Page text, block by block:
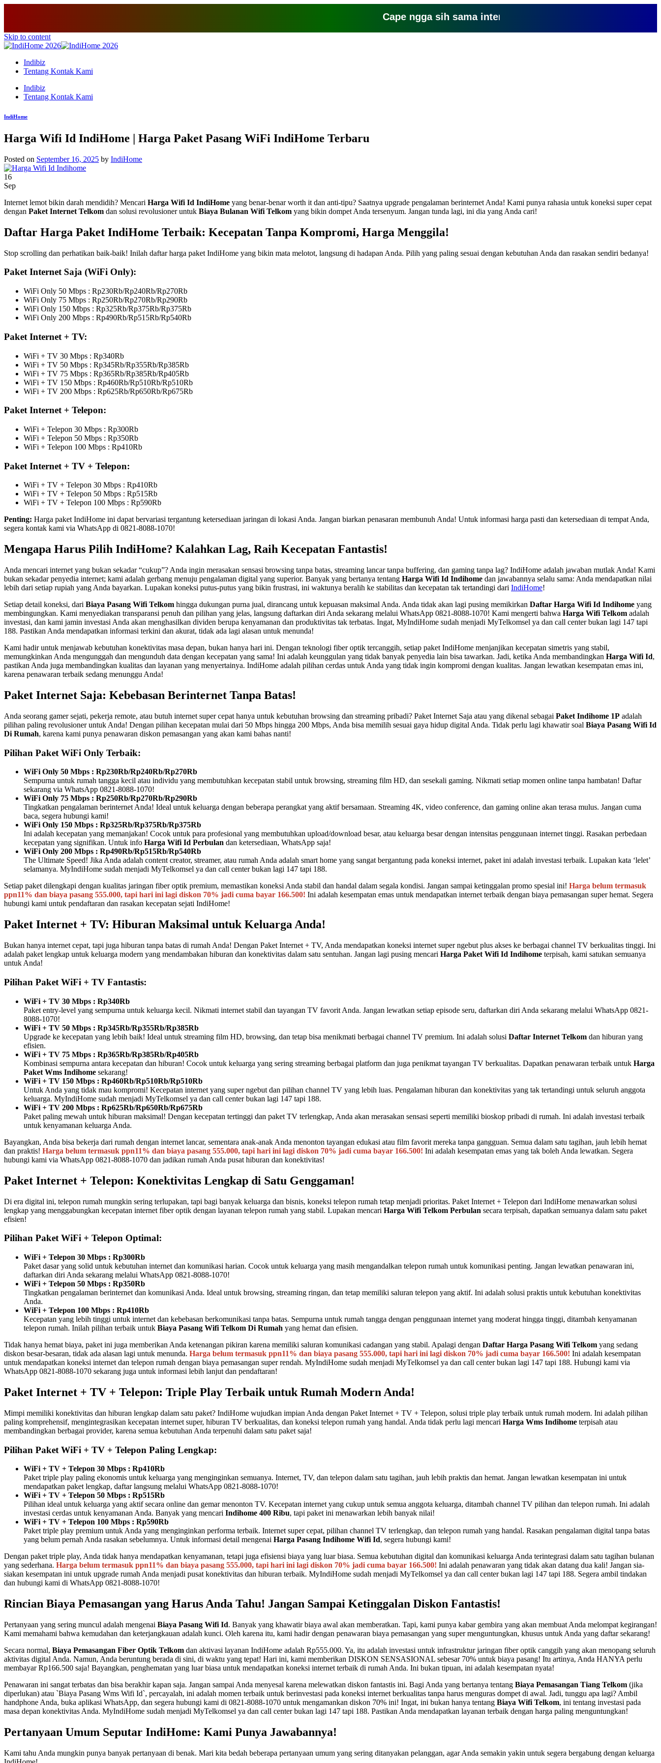
Cape ngga sih sama internet yang lemot? coba pake yang ini,
Skip to content
Indibiz
Tentang Kontak Kami
Indibiz
Tentang Kontak Kami
IndiHome
Harga Wifi Id IndiHome | Harga Paket Pasang WiFi IndiHome Terbaru
Posted on September 16, 2025 by IndiHome
16
Sep
Internet lemot bikin darah mendidih? Mencari Harga Wifi Id IndiHome yang benar-benar worth it dan anti-tipu? Saatnya upgrade pengalaman berinternet Anda! Kami punya rahasia untuk koneksi super cepat
dengan Paket Internet Telkom dan solusi revolusioner untuk Biaya Bulanan Wifi Telkom yang bikin dompet Anda tersenyum. Jangan tunda lagi, ini dia yang Anda cari!
Daftar Harga Paket IndiHome Terbaik: Kecepatan Tanpa Kompromi, Harga Menggila!
Stop scrolling dan perhatikan baik-baik! Inilah daftar harga paket IndiHome yang bikin mata melotot, langsung di hadapan Anda. Pilih yang paling sesuai dengan kebutuhan Anda dan rasakan sendiri bedanya!
Paket Internet Saja (WiFi Only):
WiFi Only 50 Mbps : Rp230Rb/Rp240Rb/Rp270Rb
WiFi Only 75 Mbps : Rp250Rb/Rp270Rb/Rp290Rb
WiFi Only 150 Mbps : Rp325Rb/Rp375Rb/Rp375Rb
WiFi Only 200 Mbps : Rp490Rb/Rp515Rb/Rp540Rb
Paket Internet + TV:
WiFi + TV 30 Mbps : Rp340Rb
WiFi + TV 50 Mbps : Rp345Rb/Rp355Rb/Rp385Rb
WiFi + TV 75 Mbps : Rp365Rb/Rp385Rb/Rp405Rb
WiFi + TV 150 Mbps : Rp460Rb/Rp510Rb/Rp510Rb
WiFi + TV 200 Mbps : Rp625Rb/Rp650Rb/Rp675Rb
Paket Internet + Telepon:
WiFi + Telepon 30 Mbps : Rp300Rb
WiFi + Telepon 50 Mbps : Rp350Rb
WiFi + Telepon 100 Mbps : Rp410Rb
Paket Internet + TV + Telepon:
WiFi + TV + Telepon 30 Mbps : Rp410Rb
WiFi + TV + Telepon 50 Mbps : Rp515Rb
WiFi + TV + Telepon 100 Mbps : Rp590Rb
Penting: Harga paket IndiHome ini dapat bervariasi tergantung ketersediaan jaringan di lokasi Anda. Jangan biarkan penasaran membunuh Anda! Untuk informasi harga pasti dan ketersediaan di tempat Anda,
segera kontak kami via WhatsApp di 0821-8088-1070!
Mengapa Harus Pilih IndiHome? Kalahkan Lag, Raih Kecepatan Fantastis!
Anda mencari internet yang bukan sekadar “cukup”? Anda ingin merasakan sensasi browsing tanpa batas, streaming lancar tanpa buffering, dan gaming tanpa lag? IndiHome adalah jawaban mutlak Anda! Kami
bukan sekadar penyedia internet; kami adalah gerbang menuju pengalaman digital yang superior. Banyak yang bertanya tentang Harga Wifi Id Indihome dan jawabannya selalu sama: Anda mendapatkan nilai
lebih dari setiap rupiah yang Anda bayarkan. Lupakan koneksi putus-putus yang bikin frustrasi, ini waktunya beralih ke stabilitas dan kecepatan tak tertandingi dari IndiHome!
Setiap detail koneksi, dari Biaya Pasang Wifi Telkom hingga dukungan purna jual, dirancang untuk kepuasan maksimal Anda. Anda tidak akan lagi pusing memikirkan Daftar Harga Wifi Id Indihome yang
membingungkan. Kami menyediakan transparansi penuh dan pilihan yang jelas, langsung daftarkan diri Anda sekarang melalui WhatsApp 0821-8088-1070! Kami mengerti bahwa Harga Wifi Telkom adalah
investasi, dan kami jamin investasi Anda akan menghasilkan dividen berupa kenyamanan dan produktivitas tak terbatas. Ingat, MyIndiHome sudah menjadi MyTelkomsel ya dan call center bukan lagi 147 tapi
188. Pastikan Anda mendapatkan informasi terkini dan akurat, tidak ada lagi alasan untuk menunda!
Kami hadir untuk menjawab kebutuhan konektivitas masa depan, bukan hanya hari ini. Dengan teknologi fiber optik tercanggih, setiap paket IndiHome menjanjikan kecepatan simetris yang stabil,
memungkinkan Anda mengunggah dan mengunduh data dengan kecepatan yang sama! Ini adalah keunggulan yang tidak banyak penyedia lain bisa tawarkan. Jadi, ketika Anda membandingkan Harga Wifi Id,
pastikan Anda juga membandingkan kualitas dan layanan yang menyertainya. IndiHome adalah pilihan cerdas untuk Anda yang tidak ingin kompromi dengan kualitas. Jangan lewatkan kesempatan emas ini,
karena penawaran terbaik sedang menunggu Anda!
Paket Internet Saja: Kebebasan Berinternet Tanpa Batas!
Anda seorang gamer sejati, pekerja remote, atau butuh internet super cepat hanya untuk kebutuhan browsing dan streaming pribadi? Paket Internet Saja atau yang dikenal sebagai Paket Indihome 1P adalah
pilihan paling revolusioner untuk Anda! Dengan pilihan kecepatan mulai dari 50 Mbps hingga 200 Mbps, Anda bisa memilih sesuai gaya hidup digital Anda. Tidak perlu lagi khawatir soal Biaya Pasang Wifi Id
Di Rumah, karena kami punya penawaran diskon pemasangan yang akan kami bahas nanti!
Pilihan Paket WiFi Only Terbaik:
WiFi Only 50 Mbps : Rp230Rb/Rp240Rb/Rp270Rb
Sempurna untuk rumah tangga kecil atau individu yang membutuhkan kecepatan stabil untuk browsing, streaming film HD, dan sesekali gaming. Nikmati setiap momen online tanpa hambatan! Daftar
sekarang via WhatsApp 0821-8088-1070!
WiFi Only 75 Mbps : Rp250Rb/Rp270Rb/Rp290Rb
Tingkatkan pengalaman berinternet Anda! Ideal untuk keluarga dengan beberapa perangkat yang aktif bersamaan. Streaming 4K, video conference, dan gaming online akan terasa mulus. Jangan cuma
baca, segera hubungi kami!
WiFi Only 150 Mbps : Rp325Rb/Rp375Rb/Rp375Rb
Ini adalah kecepatan yang memanjakan! Cocok untuk para profesional yang membutuhkan upload/download besar, atau keluarga besar dengan intensitas penggunaan internet tinggi. Rasakan perbedaan
kecepatan yang signifikan. Untuk info Harga Wifi Id Perbulan dan ketersediaan, WhatsApp saja!
WiFi Only 200 Mbps : Rp490Rb/Rp515Rb/Rp540Rb
The Ultimate Speed! Jika Anda adalah content creator, streamer, atau rumah Anda adalah smart home yang sangat bergantung pada koneksi internet, paket ini adalah investasi terbaik. Lupakan kata ‘lelet’
selamanya. MyIndiHome sudah menjadi MyTelkomsel ya dan call center bukan lagi 147 tapi 188.
Setiap paket dilengkapi dengan kualitas jaringan fiber optik premium, memastikan koneksi Anda stabil dan handal dalam segala kondisi. Jangan sampai ketinggalan promo spesial ini! Harga belum termasuk
ppn11% dan biaya pasang 555.000, tapi hari ini lagi diskon 70% jadi cuma bayar 166.500! Ini adalah kesempatan emas untuk mendapatkan internet terbaik dengan biaya pemasangan super hemat. Segera
hubungi kami untuk pendaftaran dan rasakan kecepatan sejati IndiHome!
Paket Internet + TV: Hiburan Maksimal untuk Keluarga Anda!
Bukan hanya internet cepat, tapi juga hiburan tanpa batas di rumah Anda! Dengan Paket Internet + TV, Anda mendapatkan koneksi internet super ngebut plus akses ke berbagai channel TV berkualitas tinggi. Ini
adalah paket lengkap untuk keluarga modern yang mendambakan hiburan dan konektivitas dalam satu sentuhan. Jangan lagi pusing mencari Harga Paket Wifi Id Indihome terpisah, kami satukan semuanya
untuk Anda!
Pilihan Paket WiFi + TV Fantastis:
WiFi + TV 30 Mbps : Rp340Rb
Paket entry-level yang sempurna untuk keluarga kecil. Nikmati internet stabil dan tayangan TV favorit Anda. Jangan lewatkan setiap episode seru, daftarkan diri Anda sekarang melalui WhatsApp 0821-
8088-1070!
WiFi + TV 50 Mbps : Rp345Rb/Rp355Rb/Rp385Rb
Upgrade ke kecepatan yang lebih baik! Ideal untuk streaming film HD, browsing, dan tetap bisa menikmati berbagai channel TV premium. Ini adalah solusi Daftar Internet Telkom dan hiburan yang
efisien.
WiFi + TV 75 Mbps : Rp365Rb/Rp385Rb/Rp405Rb
Kombinasi sempurna antara kecepatan dan hiburan! Cocok untuk keluarga yang sering streaming berbagai platform dan juga penikmat tayangan TV berkualitas. Dapatkan penawaran terbaik untuk Harga
Paket Wms Indihome sekarang!
WiFi + TV 150 Mbps : Rp460Rb/Rp510Rb/Rp510Rb
Untuk Anda yang tidak mau kompromi! Kecepatan internet yang super ngebut dan pilihan channel TV yang lebih luas. Pengalaman hiburan dan konektivitas yang tak tertandingi untuk seluruh anggota
keluarga. MyIndiHome sudah menjadi MyTelkomsel ya dan call center bukan lagi 147 tapi 188.
WiFi + TV 200 Mbps : Rp625Rb/Rp650Rb/Rp675Rb
Paket paling mewah untuk hiburan maksimal! Dengan kecepatan tertinggi dan paket TV terlengkap, Anda akan merasakan sensasi seperti memiliki bioskop pribadi di rumah. Ini adalah investasi terbaik
untuk kenyamanan keluarga Anda.
Bayangkan, Anda bisa bekerja dari rumah dengan internet lancar, sementara anak-anak Anda menonton tayangan edukasi atau film favorit mereka tanpa gangguan. Semua dalam satu tagihan, jauh lebih hemat
dan praktis! Harga belum termasuk ppn11% dan biaya pasang 555.000, tapi hari ini lagi diskon 70% jadi cuma bayar 166.500! Ini adalah kesempatan emas yang tak boleh Anda lewatkan. Segera
hubungi kami via WhatsApp 0821-8088-1070 dan jadikan rumah Anda pusat hiburan dan konektivitas!
Paket Internet + Telepon: Konektivitas Lengkap di Satu Genggaman!
Di era digital ini, telepon rumah mungkin sering terlupakan, tapi bagi banyak keluarga dan bisnis, koneksi telepon rumah tetap menjadi prioritas. Paket Internet + Telepon dari IndiHome menawarkan solusi
lengkap yang menggabungkan kecepatan internet fiber optik dengan layanan telepon rumah yang stabil. Lupakan mencari Harga Wifi Telkom Perbulan secara terpisah, dapatkan semuanya dalam satu paket
efisien!
Pilihan Paket WiFi + Telepon Optimal:
WiFi + Telepon 30 Mbps : Rp300Rb
Paket dasar yang solid untuk kebutuhan internet dan komunikasi harian. Cocok untuk keluarga yang masih mengandalkan telepon rumah untuk komunikasi penting. Jangan lewatkan penawaran ini,
daftarkan diri Anda sekarang melalui WhatsApp 0821-8088-1070!
WiFi + Telepon 50 Mbps : Rp350Rb
Tingkatkan pengalaman berinternet dan komunikasi Anda. Ideal untuk browsing, streaming ringan, dan tetap memiliki saluran telepon yang aktif. Ini adalah solusi praktis untuk kebutuhan konektivitas
Anda.
WiFi + Telepon 100 Mbps : Rp410Rb
Kecepatan yang lebih tinggi untuk internet dan kebebasan berkomunikasi tanpa batas. Sempurna untuk rumah tangga dengan penggunaan internet yang moderat hingga tinggi, ditambah kenyamanan
telepon rumah. Inilah pilihan terbaik untuk Biaya Pasang Wifi Telkom Di Rumah yang hemat dan efisien.
Tidak hanya hemat biaya, paket ini juga memberikan Anda ketenangan pikiran karena memiliki saluran komunikasi cadangan yang stabil. Apalagi dengan Daftar Harga Pasang Wifi Telkom yang sedang
diskon besar-besaran, tidak ada alasan lagi untuk menunda. Harga belum termasuk ppn11% dan biaya pasang 555.000, tapi hari ini lagi diskon 70% jadi cuma bayar 166.500! Ini adalah kesempatan
untuk mendapatkan koneksi internet dan telepon rumah dengan biaya pemasangan super rendah. MyIndiHome sudah menjadi MyTelkomsel ya dan call center bukan lagi 147 tapi 188. Hubungi kami via
WhatsApp 0821-8088-1070 sekarang juga untuk informasi lebih lanjut dan pendaftaran!
Paket Internet + TV + Telepon: Triple Play Terbaik untuk Rumah Modern Anda!
Mimpi memiliki konektivitas dan hiburan lengkap dalam satu paket? IndiHome wujudkan impian Anda dengan Paket Internet + TV + Telepon, solusi triple play terbaik untuk rumah modern. Ini adalah pilihan
paling komprehensif, mengintegrasikan kecepatan internet super, hiburan TV berkualitas, dan koneksi telepon rumah yang handal. Anda tidak perlu lagi mencari Harga Wms Indihome terpisah atau
membandingkan berbagai provider, karena semua kebutuhan Anda terpenuhi dalam satu paket saja!
Pilihan Paket WiFi + TV + Telepon Paling Lengkap:
WiFi + TV + Telepon 30 Mbps : Rp410Rb
Paket triple play paling ekonomis untuk keluarga yang menginginkan semuanya. Internet, TV, dan telepon dalam satu tagihan, jauh lebih praktis dan hemat. Jangan lewatkan kesempatan ini untuk
mendapatkan paket lengkap, daftar langsung melalui WhatsApp 0821-8088-1070!
WiFi + TV + Telepon 50 Mbps : Rp515Rb
Pilihan ideal untuk keluarga yang aktif secara online dan gemar menonton TV. Kecepatan internet yang cukup untuk semua anggota keluarga, ditambah channel TV pilihan dan telepon rumah. Ini adalah
investasi cerdas untuk kenyamanan Anda. Banyak yang mencari Indihome 400 Ribu, tapi paket ini menawarkan lebih banyak nilai!
WiFi + TV + Telepon 100 Mbps : Rp590Rb
Paket triple play premium untuk Anda yang menginginkan performa terbaik. Internet super cepat, pilihan channel TV terlengkap, dan telepon rumah yang handal. Rasakan pengalaman digital tanpa batas
yang belum pernah Anda rasakan sebelumnya. Untuk informasi detail mengenai Harga Pasang Indihome Wifi Id, segera hubungi kami!
Dengan paket triple play, Anda tidak hanya mendapatkan kenyamanan, tetapi juga efisiensi biaya yang luar biasa. Semua kebutuhan digital dan komunikasi keluarga Anda terintegrasi dalam satu tagihan bulanan
yang sederhana. Harga belum termasuk ppn11% dan biaya pasang 555.000, tapi hari ini lagi diskon 70% jadi cuma bayar 166.500! Ini adalah penawaran yang tidak akan datang dua kali! Jangan sia-
siakan kesempatan ini untuk upgrade rumah Anda menjadi pusat konektivitas dan hiburan terbaik. MyIndiHome sudah menjadi MyTelkomsel ya dan call center bukan lagi 147 tapi 188. Segera ambil tindakan
dan hubungi kami di WhatsApp 0821-8088-1070!
Rincian Biaya Pemasangan yang Harus Anda Tahu! Jangan Sampai Ketinggalan Diskon Fantastis!
Pertanyaan yang sering muncul adalah mengenai Biaya Pasang Wifi Id. Banyak yang khawatir biaya awal akan memberatkan. Tapi, kami punya kabar gembira yang akan membuat Anda melompat kegirangan!
Kami memahami bahwa kemudahan dan keterjangkauan adalah kunci. Oleh karena itu, kami hadir dengan penawaran biaya pemasangan yang super menguntungkan, khusus untuk Anda yang daftar sekarang!
Secara normal, Biaya Pemasangan Fiber Optik Telkom dan aktivasi layanan IndiHome adalah Rp555.000. Ya, itu adalah investasi untuk infrastruktur jaringan fiber optik canggih yang akan menopang seluruh
aktivitas digital Anda. Namun, Anda beruntung berada di sini, di waktu yang tepat! Hari ini, kami memberikan DISKON SENSASIONAL sebesar 70% untuk biaya pasang! Itu artinya, Anda HANYA perlu
membayar Rp166.500 saja! Bayangkan, penghematan yang luar biasa untuk mendapatkan koneksi internet terbaik di rumah Anda. Ini bukan tipuan, ini adalah kesempatan nyata!
Penawaran ini sangat terbatas dan bisa berakhir kapan saja. Jangan sampai Anda menyesal karena melewatkan diskon fantastis ini. Bagi Anda yang bertanya tentang Biaya Pemasangan Tiang Telkom (jika
diperlukan) atau `Biaya Pasang Wms Wifi Id`, percayalah, ini adalah momen terbaik untuk berinvestasi pada koneksi internet berkualitas tanpa harus menguras dompet di awal. Jadi, tunggu apa lagi? Ambil
handphone Anda, buka aplikasi WhatsApp, dan segera hubungi kami di 0821-8088-1070 untuk mengamankan diskon 70% ini! Ingat, ini bukan hanya tentang Biaya Wifi Telkom, ini tentang investasi pada
masa depan konektivitas Anda. MyIndiHome sudah menjadi MyTelkomsel ya dan call center bukan lagi 147 tapi 188. Pastikan Anda mendapatkan layanan terbaik dengan harga paling menguntungkan!
Pertanyaan Umum Seputar IndiHome: Kami Punya Jawabannya!
Kami tahu Anda mungkin punya banyak pertanyaan di benak. Mari kita bedah beberapa pertanyaan umum yang sering ditanyakan pelanggan, agar Anda semakin yakin untuk segera bergabung dengan keluarga